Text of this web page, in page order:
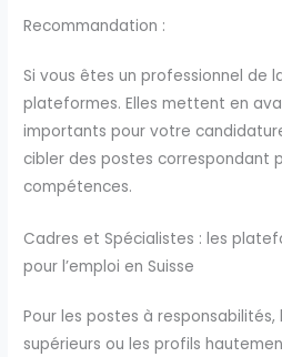
Recommandation :
Si vous êtes un professionnel de
plateformes. Elles mettent en
importants pour votre
cibler des postes correspondant
compétences.
Cadres et Spécialistes : les
pour l’emploi en Suisse
Pour les postes à
supérieurs ou les profils